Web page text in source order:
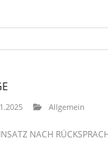
Allgemein
NACH